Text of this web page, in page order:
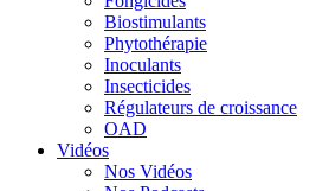
Biostimulants
Phytothérapie
Inoculants
Insecticides
Régulateurs de croissance
OAD
Vidéos
Nos Vidéos